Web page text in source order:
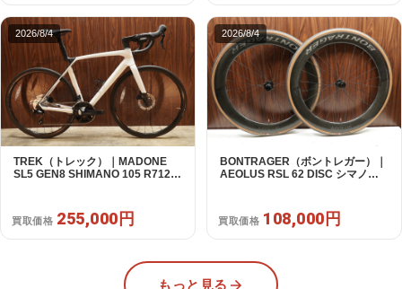
2026/8/4
TREK（トレック）｜MADONE
SL5 GEN8 SHIMANO 105 R7120
買取価格 255,000円
2026/8/4
BONTRAGER（ボントレガー）｜
AEOLUS RSL 62 DISC シマノフ
買取価格 108,000円
もっと見る